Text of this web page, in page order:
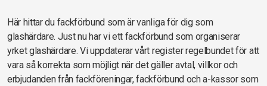
Här hittar du fackförbund som är vanliga för dig som
glashärdare. Just nu har vi ett fackförbund som organiserar
yrket glashärdare. Vi uppdaterar vårt register regelbundet för att
vara så korrekta som möjligt när det gäller avtal, villkor och
erbjudanden från fackföreningar, fackförbund och a-kassor som